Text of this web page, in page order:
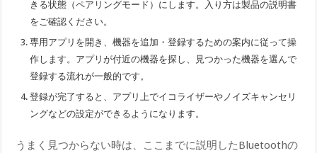
きる状態（ペアリングモード）にします。入り方は製品の説明書
をご確認ください。
専用アプリを開き、機器を追加・登録するための案内に従って操
作します。アプリが付近の機器を探し、見つかった機器を選んで
登録する流れが一般的です。
登録が完了すると、アプリ上でイコライザーやノイズキャンセリ
ングなどの設定ができるようになります。
うまく見つからない時は、ここまでに説明したBluetoothの